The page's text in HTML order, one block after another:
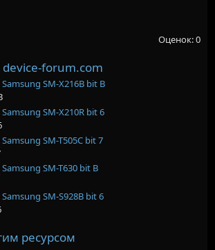
Оценок: 0
forum.com
Samsung SM-X216B bit B
Samsung SM-X210R bit 6
Samsung SM-T505C bit 7
Samsung SM-T630 bit B
Samsung SM-S928B bit 6
ресурсом